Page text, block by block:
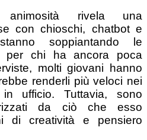
animosità rivela una
con chioschi, chatbot e
soppiantando le
per chi ha ancora poca
molti giovani hanno
renderli più veloci nei
ufficio. Tuttavia, sono
da ciò che esso
di creatività e pensiero